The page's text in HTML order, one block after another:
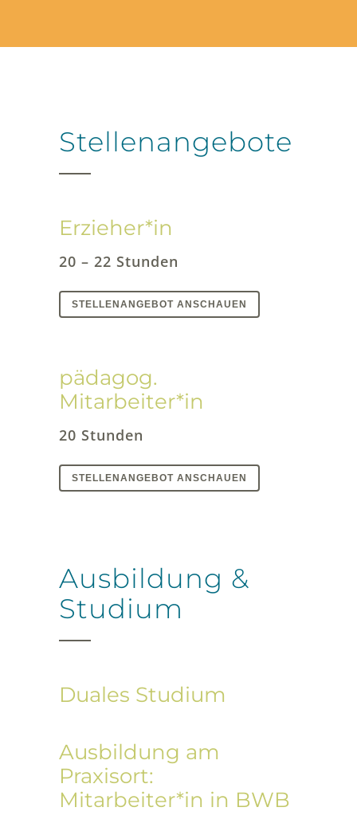
Stellenangebote
Erzieher*in
20 – 22 Stunden
STELLENANGEBOT ANSCHAUEN
pädagog.
Mitarbeiter*in
20 Stunden
STELLENANGEBOT ANSCHAUEN
Ausbildung &
Studium
Duales Studium
Ausbildung am
Praxisort:
Mitarbeiter*in in BWB